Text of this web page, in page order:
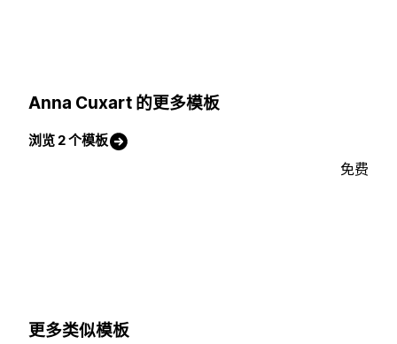
Anna Cuxart 的更多模板
浏览 2 个模板
免费
更多类似模板